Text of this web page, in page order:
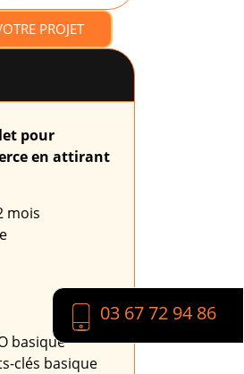
PROJET
pour
en attirant
mois
basique
clés basique
03 67 72 94 86